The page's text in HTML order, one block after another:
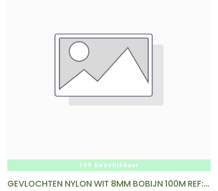
199 beschikbaar
GEVLOCHTEN NYLON WIT 8MM BOBIJN 100M REF: NT 08-100REK LEDENT